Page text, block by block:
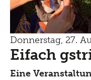
Donnerstag, 27.
Eifach
Eine